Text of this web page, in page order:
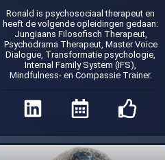
Ronald is psychosociaal therapeut en
heeft de volgende opleidingen gedaan:
Jungiaans Filosofisch Therapeut,
Psychodrama Therapeut, Master Voice
Dialogue, Transformatie psychologie,
Internal Family System (IFS),
Mindfulness- en Compassie Trainer.